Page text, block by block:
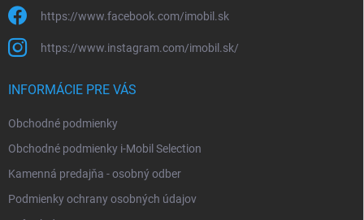
https://www.facebook.com/imobil.sk
https://www.instagram.com/imobil.sk/
INFORMÁCIE PRE VÁS
Obchodné podmienky
Obchodné podmienky i-Mobil Selection
Kamenná predajňa - osobný odber
Podmienky ochrany osobných údajov